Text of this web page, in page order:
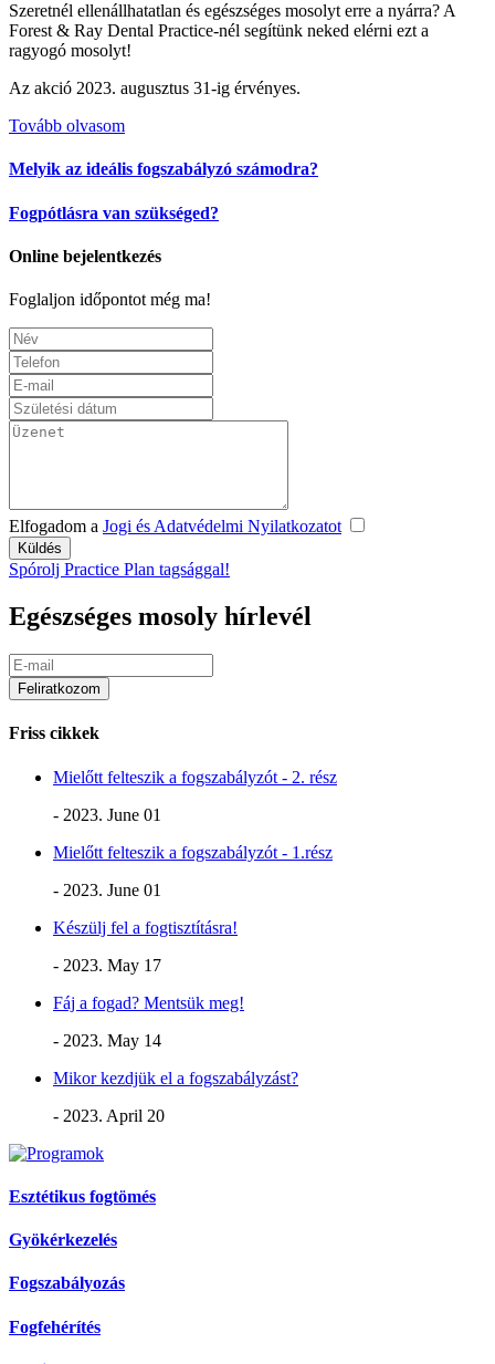
Szeretnél ellenállhatatlan és egészséges mosolyt erre a nyárra? A
Forest & Ray Dental Practice-nél segítünk neked elérni ezt a
ragyogó mosolyt!
Az akció 2023. augusztus 31-ig érvényes.
Tovább olvasom
Melyik az ideális fogszabályzó számodra?
Fogpótlásra van szükséged?
Online bejelentkezés
Foglaljon időpontot még ma!
Elfogadom a Jogi és Adatvédelmi Nyilatkozatot
Spórolj Practice Plan tagsággal!
Egészséges mosoly hírlevél
Friss cikkek
Mielőtt felteszik a fogszabályzót - 2. rész
- 2023. June 01
Mielőtt felteszik a fogszabályzót - 1.rész
- 2023. June 01
Készülj fel a fogtisztításra!
- 2023. May 17
Fáj a fogad? Mentsük meg!
- 2023. May 14
Mikor kezdjük el a fogszabályzást?
- 2023. April 20
Esztétikus fogtömés
Gyökérkezelés
Fogszabályozás
Fogfehérítés